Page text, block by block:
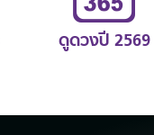
ดูดวงปี 2569